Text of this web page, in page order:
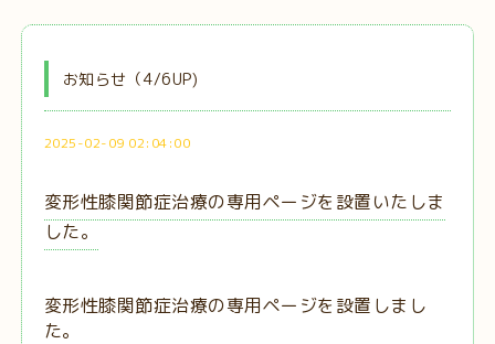
お知らせ（4/6UP)
2025-02-09 02:04:00
変形性膝関節症治療の専用ページを設置いたしま
した。
変形性膝関節症治療の専用ページを設置しまし
た。